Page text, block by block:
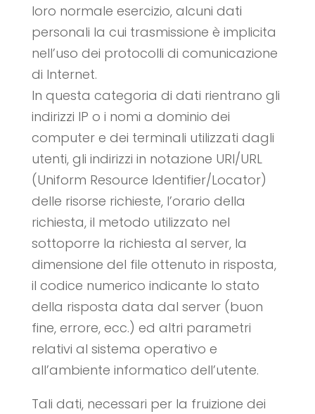
loro normale esercizio, alcuni dati
personali la cui trasmissione è implicita
nell’uso dei protocolli di comunicazione
di Internet.
In questa categoria di dati rientrano gli
indirizzi IP o i nomi a dominio dei
computer e dei terminali utilizzati dagli
utenti, gli indirizzi in notazione URI/URL
(Uniform Resource Identifier/Locator)
delle risorse richieste, l’orario della
richiesta, il metodo utilizzato nel
sottoporre la richiesta al server, la
dimensione del file ottenuto in risposta,
il codice numerico indicante lo stato
della risposta data dal server (buon
fine, errore, ecc.) ed altri parametri
relativi al sistema operativo e
all’ambiente informatico dell’utente.
Tali dati, necessari per la fruizione dei